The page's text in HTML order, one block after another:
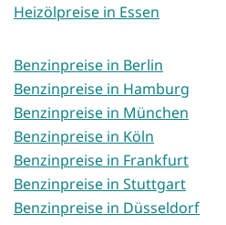
Heizölpreise in Essen
Benzinpreise in Berlin
Benzinpreise in Hamburg
Benzinpreise in München
Benzinpreise in Köln
Benzinpreise in Frankfurt
Benzinpreise in Stuttgart
Benzinpreise in Düsseldorf